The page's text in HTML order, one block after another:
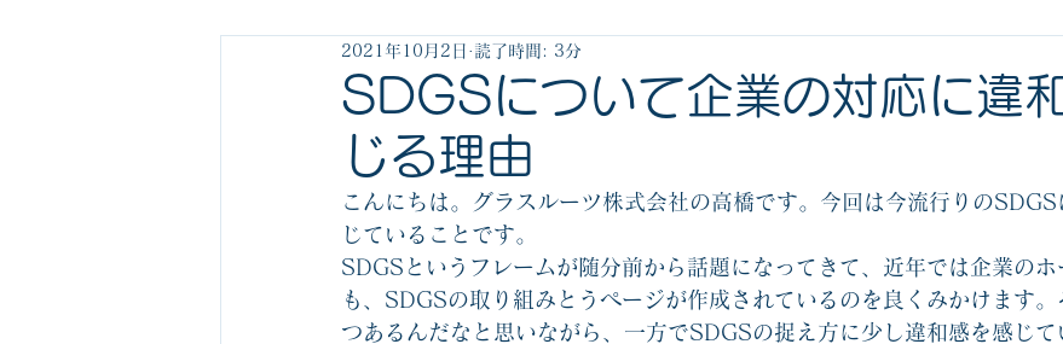
作画（セル画）アニメーション関連
漫画関連記事 物流関連 ビジネスゲーム関連
SDGSについて企業の対応に違
じる理由
2021年10月2日 読了時間: 3分
こんにちは。グラスルーツ株式会社の高橋です。今回は今流行りの
じていることです。
SDGSというフレームが随分前から話題になってきて、近年では企業のホ
も、SDGSの取り組みとうページが作成されているのを良くみかけます
つあるんだなと思いながら、一方でSDGSの捉え方に少し違和感を感じ